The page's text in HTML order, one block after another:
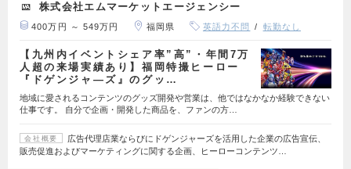
株式会社エムマーケットエージェンシー
400万円 ～ 549万円 福岡県 英語力不問 転勤なし
【九州内イベントシェア率”高”・年間7万
人超の来場実績あり】福岡特撮ヒーロー
『ドゲンジャ―ズ』のグッ…
地域に愛されるコンテンツのグッズ開発や営業は、他ではなかなか経験できない
仕事です。 自分で企画・開発した商品を、ファンの方…
会社概要
広告代理店業ならびにドゲンジャーズを活用した企業の広告宣伝、
販売促進およびマーケティングに関する企画、ヒーローコンテンツ…